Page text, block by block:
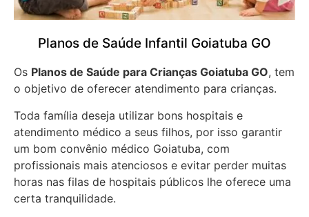
Planos de Saúde Infantil Goiatuba GO
Os Planos de Saúde para Crianças Goiatuba GO, tem
o objetivo de oferecer atendimento para crianças.
Toda família deseja utilizar bons hospitais e
atendimento médico a seus filhos, por isso garantir
um bom convênio médico Goiatuba, com
profissionais mais atenciosos e evitar perder muitas
horas nas filas de hospitais públicos lhe oferece uma
certa tranquilidade.